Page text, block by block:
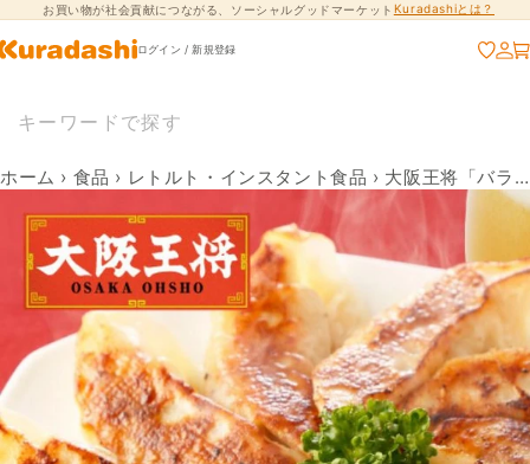
コンテンツに進
む
お買い物が社会貢献につながる、ソーシャルグッドマーケット Kuradashiとは？
ログイン / 新規登録
ホーム › 食品 › レトルト・インスタント食品 › 大阪王将「バラエティパーティーセット（からだにやさしい5フリー）」